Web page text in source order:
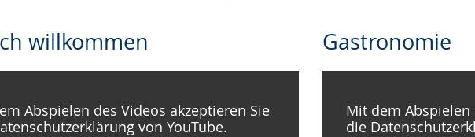
willkommen
Abspielen des Videos akzeptieren Sie
von YouTube.
Gastronomie
Mit dem Abspielen
die